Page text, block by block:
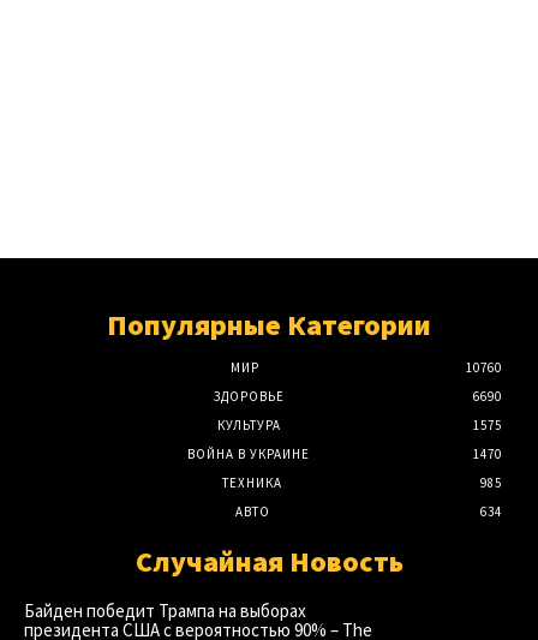
Популярные Категории
МИР
10760
ЗДОРОВЬЕ
6690
КУЛЬТУРА
1575
ВОЙНА В УКРАИНЕ
1470
ТЕХНИКА
985
АВТО
634
Случайная Новость
Байден победит Трампа на выборах
президента США с вероятностью 90% – The